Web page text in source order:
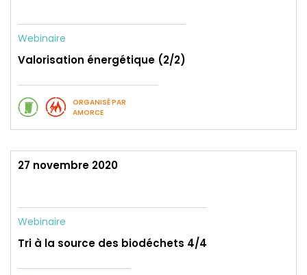
Webinaire
Valorisation énergétique (2/2)
ORGANISÉ PAR
AMORCE
27 novembre 2020
Webinaire
Tri à la source des biodéchets 4/4